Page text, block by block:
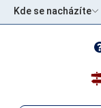
Kde se nacházíte